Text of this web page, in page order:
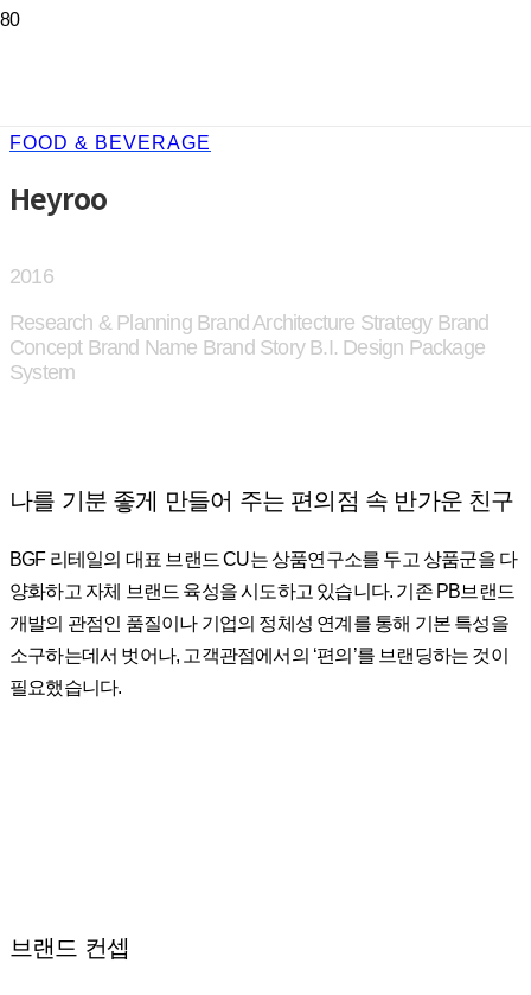
FOOD & BEVERAGE
Heyroo
2016
Research & PlanningBrand Architecture StrategyBrand
ConceptBrand Name Brand StoryB.I. Design Package
System
나를 기분 좋게 만들어 주는 편의점 속 반가운 친구
BGF 리테일의 대표 브랜드 CU는 상품연구소를 두고 상품군을 다
양화하고 자체 브랜드 육성을 시도하고 있습니다. 기존 PB브랜드
개발의 관점인 품질이나 기업의 정체성 연계를 통해 기본 특성을
소구하는데서 벗어나, 고객관점에서의 ‘편의’를 브랜딩하는 것이
필요했습니다.
브랜드 컨셉